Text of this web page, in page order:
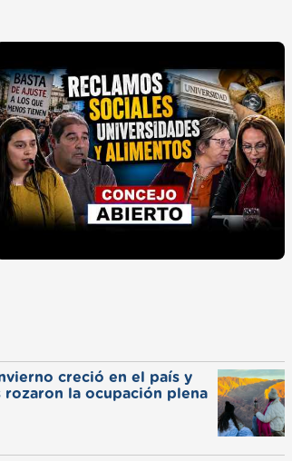
creció en el país y
rozaron la ocupación plena